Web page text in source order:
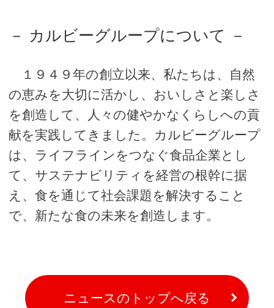
－ カルビーグループについて －
１９４９年の創立以来、私たちは、自然
の恵みを大切に活かし、おいしさと楽しさ
を創造して、人々の健やかなくらしへの貢
献を実践してきました。カルビーグループ
は、ライフラインをつなぐ食品企業とし
て、サステナビリティを経営の根幹に据
え、食を通じて社会課題を解決すること
で、新たな食の未来を創造します。
ニュースのトップへ戻る